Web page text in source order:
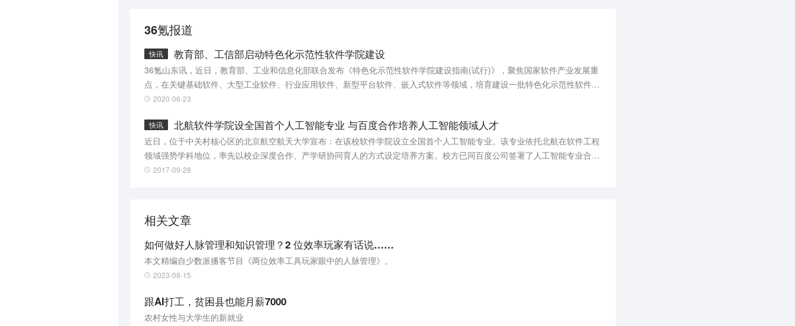
36氪报道
快讯 教育部、工信部启动特色化示范性软件学院建设
36氪山东讯，近日，教育部、工业和信息化部联合发布《特色化示范性软件学院建设指南(试行)》，聚焦国家软件产业发展重
点，在关键基础软件、大型工业软件、行业应用软件、新型平台软件、嵌入式软件等领域，培育建设一批特色化示范性软件学
院。学院建设以立德树人为根本任务，以特色化软件人才培养为目标，以深化产教融合为途径，以改革创新为驱动，以特色发
产业发展的支撑引领作用，推动我国软件产业实现由大到强的历史跨越。
2020-06-23
快讯 北航软件学院设全国首个人工智能专业 与百度合作培养人工智能领域人才
近日，位于中关村核心区的北京航空航天大学宣布：在该校软件学院设立全国首个人工智能专业。该专业依托北航在软件工程
领域强势学科地位，率先以校企深度合作、产学研协同育人的方式设定培养方案。校方已同百度公司签署了人工智能专业合作
办学协议，与中国人工智能产业创新联盟、中国软件测评中心共同签署了全面战略合作协议。配备的师资力量30%来自业界知
2017-09-28
相关文章
如何做好人脉管理和知识管理？2 位效率玩家有话说……
本文精编自少数派播客节目《两位效率工具玩家眼中的人脉管理》。
2023-08-15
跟AI打工，贫困县也能月薪7000
农村女性与大学生的新就业